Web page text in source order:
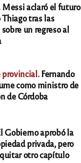
Messi aclaró el futuro
tras las
un regreso al
Fernando
como ministro de
de Córdoba
Gobierno aprobó la
privada, pero
otro capítulo